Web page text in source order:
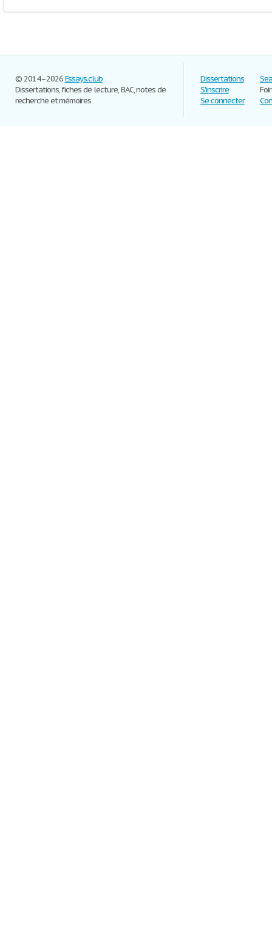
© 2014–2026Essays.club
Dissertations, fiches de lecture, BAC, notes de
recherche et mémoires
Dissertations
S'inscrire
Se connecter